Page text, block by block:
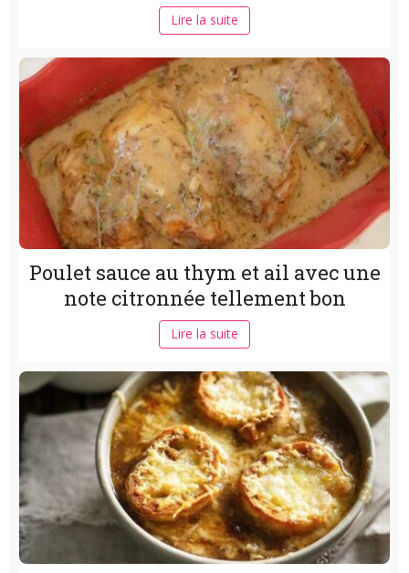
Lire la suite
Poulet sauce au thym et ail avec une
note citronnée tellement bon
Lire la suite